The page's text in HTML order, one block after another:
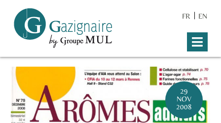
FR EN
29
NOV
2008